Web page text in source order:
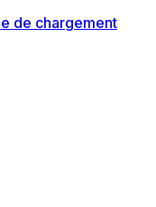
de chargement